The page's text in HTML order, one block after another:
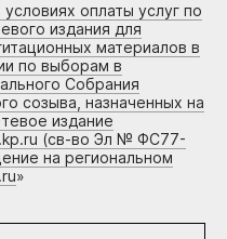
оплаты услуг по
издания для
материалов в
по выборам в
Собрания
созыва, назначенных на
издание
(св-во Эл № ФС77-
на региональном
»